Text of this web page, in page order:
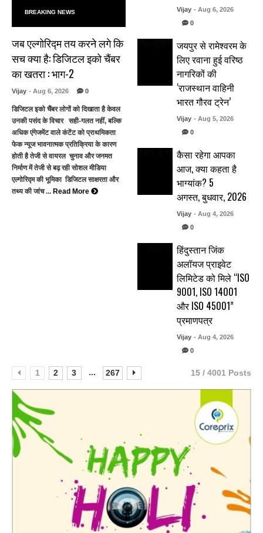
BREAKING NEWS
जब एल्गोरिद्म तय करने लगे कि
सच क्या है: डिजिटल इको चैंबर
का खतरा : भाग-2
Vijay - Aug 6, 2026 0
डिजिटल इको चैंबर लोगों को दिखाता है केवल
उनकी पसंद के विचार सही-गलत नहीं, बल्कि
अधिक एंगेजमेंट वाले कंटेंट को प्राथमिकता
फेक न्यूज भावनात्मक प्रतिक्रिया के कारण
होती है तेजी से वायरल चुनाव और जनमत
निर्माण में तेजी से बढ़ रही सोशल मीडिया
एल्गोरिद्म की भूमिका डिजिटल साक्षरता और
तथ्य की जांच ... Read More
Vijay - Aug 6, 2026
0
जयपुर से रामेश्वरम के
लिए रवाना हुई वरिष्ठ
नागरिकों की
‘राजस्थान वाहिनी
भारत गौरव ट्रेन’
Vijay - Aug 5, 2026
0
कैसा रहेगा आपका
आज, क्या कहता है
भाग्यांक? 5
अगस्त, बुधवार, 2026
Vijay - Aug 4, 2026
0
हिंदुस्तान जिंक
अलॉयज प्राइवेट
लिमिटेड को मिले “ISO
9001, ISO 14001
और ISO 45001”
प्रमाणपत्र
Vijay - Aug 4, 2026
0
1 2 3 ... 267 15 / 4001 Posts